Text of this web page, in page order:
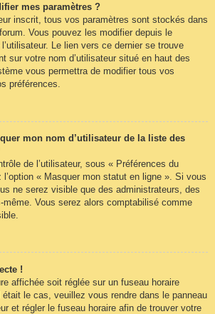
mes paramètres ?
inscrit, tous vos paramètres sont stockés dans
Vous pouvez les modifier depuis le
Le lien vers ce dernier se trouve
sur votre nom d’utilisateur situé en haut des
vous permettra de modifier tous vos
préférences.
mon nom d’utilisateur de la liste des
de l’utilisateur, sous « Préférences du
« Masquer mon statut en ligne ». Si vous
ne serez visible que des administrateurs, des
même. Vous serez alors comptabilisé comme
!
affichée soit réglée sur un fuseau horaire
le cas, veuillez vous rendre dans le panneau
et régler le fuseau horaire afin de trouver votre